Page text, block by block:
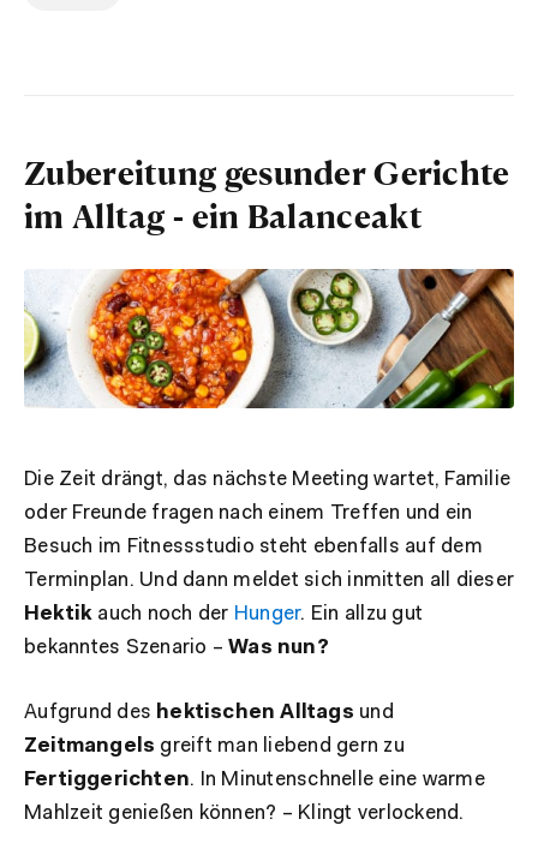
Zubereitung gesunder Gerichte
im Alltag - ein Balanceakt
Die Zeit drängt, das nächste Meeting wartet, Familie
oder Freunde fragen nach einem Treffen und ein
Besuch im Fitnessstudio steht ebenfalls auf dem
Terminplan. Und dann meldet sich inmitten all dieser
Hektik auch noch der Hunger. Ein allzu gut
bekanntes Szenario –Was nun?
Aufgrund des hektischen Alltags und
Zeitmangels greift man liebend gern zu
Fertiggerichten. In Minutenschnelle eine warme
Mahlzeit genießen können? – Klingt verlockend.